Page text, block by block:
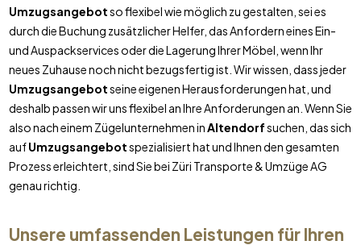
Umzugsangebotso flexibel wie möglich zu gestalten, sei es
durch die Buchung zusätzlicher Helfer, das Anfordern eines Ein-
und Auspackservices oder die Lagerung Ihrer Möbel, wenn Ihr
neues Zuhause noch nicht bezugsfertig ist. Wir wissen, dass jeder
Umzugsangebotseine eigenen Herausforderungen hat, und
deshalb passen wir uns flexibel an Ihre Anforderungen an. Wenn Sie
also nach einem Zügelunternehmen inAltendorfsuchen, das sich
aufUmzugsangebotspezialisiert hat und Ihnen den gesamten
Prozess erleichtert, sind Sie bei Züri Transporte & Umzüge AG
genau richtig.
Unsere umfassenden Leistungen für Ihren